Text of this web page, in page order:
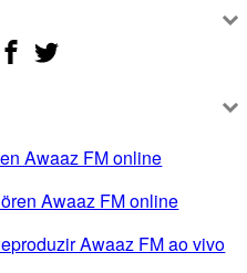
Awaaz FM online
Awaaz FM online
Awaaz FM ao vivo